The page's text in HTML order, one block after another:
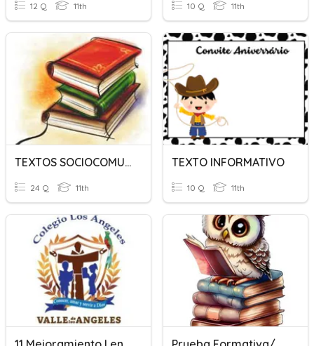
12 Q 11th 10 Q 11th
TEXTOS SOCIOCOMUNITARIOS
24 Q 11th
TEXTO INFORMATIVO
10 Q 11th